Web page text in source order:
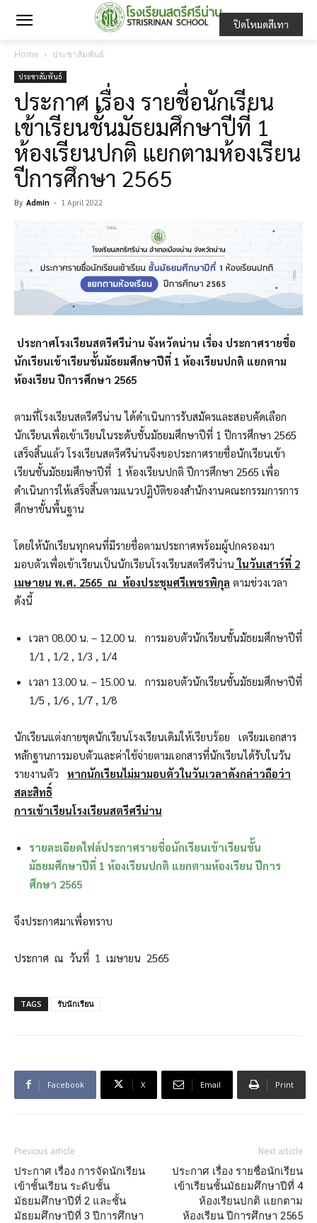
Home ประชาสัมพันธ์
ประชาสัมพันธ์
ประกาศ เรื่อง รายชื่อนักเรียน
เข้าเรียนชั้นมัธยมศึกษาปีที่ 1
ห้องเรียนปกติ แยกตามห้องเรียน
ปีการศึกษา 2565
By Admin - 1 April 2022
ประกาศโรงเรียนสตรีศรีน่าน จังหวัดน่าน เรื่อง ประกาศรายชื่อ
นักเรียนเข้าเรียนชั้นมัธยมศึกษาปีที่ 1 ห้องเรียนปกติ แยกตาม
ห้องเรียน ปีการศึกษา 2565
ตามที่โรงเรียนสตรีศรีน่าน ได้ดำเนินการรับสมัครและสอบคัดเลือก
นักเรียนเพื่อเข้าเรียนในระดับชั้นมัธยมศึกษาปีที่ 1 ปีการศึกษา 2565
เสร็จสิ้นแล้ว โรงเรียนสตรีศรีน่านจึงขอประกาศรายชื่อนักเรียนเข้า
เรียนชั้นมัธยมศึกษาปีที่ 1 ห้องเรียนปกติ ปีการศึกษา 2565 เพื่อ
ดำเนินการให้เสร็จสิ้นตามแนวปฏิบัติของสำนักงานคณะกรรมการการ
ศึกษาขั้นพื้นฐาน
โดยให้นักเรียนทุกคนที่มีรายชื่อตามประกาศพร้อมผู้ปกครองมา
มอบตัวเพื่อเข้าเรียนเป็นนักเรียนโรงเรียนสตรีศรีน่าน ในวันเสาร์ที่ 2
เมษายน พ.ศ. 2565 ณ ห้องประชุมศรีเพชรพิกุล ตามช่วงเวลา
ดังนี้
เวลา 08.00 น. – 12.00 น. การมอบตัวนักเรียนชั้นมัธยมศึกษาปีที่
1/1 , 1/2 , 1/3 , 1/4
เวลา 13.00 น. – 15.00 น. การมอบตัวนักเรียนชั้นมัธยมศึกษาปีที่
1/5 , 1/6 , 1/7 , 1/8
นักเรียนแต่งกายชุดนักเรียนโรงเรียนเดิมให้เรียบร้อย เตรียมเอกสาร
หลักฐานการมอบตัวและค่าใช้จ่ายตามเอกสารที่นักเรียนได้รับในวัน
รายงานตัว หากนักเรียนไม่มามอบตัวในวันเวลาดังกล่าวถือว่า
สละสิทธิ์
การเข้าเรียนโรงเรียนสตรีศรีน่าน
รายละเอียดไฟล์ประกาศรายชื่อนักเรียนเข้าเรียนชั้น
มัธยมศึกษาปีที่ 1 ห้องเรียนปกติ แยกตามห้องเรียน ปีการ
ศึกษา 2565
จึงประกาศมาเพื่อทราบ
ประกาศ ณ วันที่ 1 เมษายน 2565
TAGS รับนักเรียน
Facebook X Email Print
Previous article
ประกาศ เรื่อง การจัดนักเรียน
เข้าชั้นเรียน ระดับชั้น
มัธยมศึกษาปีที่ 2 และชั้น
มัธยมศึกษาปีที่ 3 ปีการศึกษา
Next article
ประกาศ เรื่อง รายชื่อนักเรียน
เข้าเรียนชั้นมัธยมศึกษาปีที่ 4
ห้องเรียนปกติ แยกตาม
ห้องเรียน ปีการศึกษา 2565
ปิดโหมดสีเทา